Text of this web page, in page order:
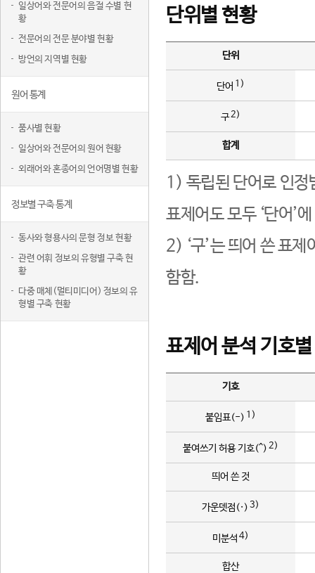
일상어와 전문어의 음절 수별 현
황
전문어의 전문 분야별 현황
방언의 지역별 현황
원어 통계
품사별 현황
일상어와 전문어의 원어 현황
외래어와 혼종어의 언어명별 현황
정보별 구축 통계
동사와 형용사의 문형 정보 현황
관련 어휘 정보의 유형별 구축 현
황
다중 매체(멀티미디어) 정보의 유
형별 구축 현황
단위별 현황
단위
단어 1)
구2)
합계
1) 독립된 단어로 인정
표제어도 모두 ‘단어’
2) ‘구’는 띄어 쓴 표
함함.
표제어 분석 기호
기호
붙임표(-) 1)
붙여쓰기 허용 기호(^) 2)
띄어 쓴 것
가운뎃점(·) 3)
미분석 4)
합산